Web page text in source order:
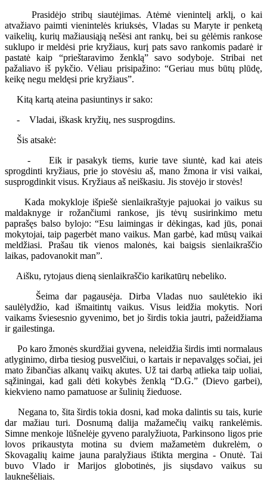
Prasidėjo stribų siautėjimas. Atėmė vienintelį arklį, o kai
atvažiavo paimti vienintelės kriuksės, Vladas su Maryte ir penketą
vaikelių, kurių mažiausiąją nešėsi ant rankų, bei su gėlėmis rankose
suklupo ir meldėsi prie kryžiaus, kurį pats savo rankomis padarė ir
pastatė kaip “prieštaravimo ženklą” savo sodyboje. Stribai net
pažaliavo iš pykčio. Vėliau prisipažino: “Geriau mus būtų plūdę,
keikę negu meldęsi prie kryžiaus”.
Kitą kartą ateina pasiuntinys ir sako:
- Vladai, iškask kryžių, nes susprogdins.
Šis atsakė:
- Eik ir pasakyk tiems, kurie tave siuntė, kad kai ateis
sprogdinti kryžiaus, prie jo stovėsiu aš, mano žmona ir visi vaikai,
susprogdinkit visus. Kryžiaus aš neiškasiu. Jis stovėjo ir stovės!
Kada mokykloje išpiešė sienlaikraštyje pajuokai jo vaikus su
maldaknyge ir rožančiumi rankose, jis tėvų susirinkimo metu
paprašęs balso bylojo: “Esu laimingas ir dėkingas, kad jūs, ponai
mokytojai, taip pagerbėt mano vaikus. Man garbė, kad mūsų vaikai
meldžiasi. Prašau tik vienos malonės, kai baigsis sienlaikraščio
laikas, padovanokit man”.
Aišku, rytojaus dieną sienlaikraščio karikatūrų nebeliko.
Šeima dar pagausėja. Dirba Vladas nuo saulėtekio iki
saulėlydžio, kad išmaitintų vaikus. Visus leidžia mokytis. Nori
vaikams šviesesnio gyvenimo, bet jo širdis tokia jautri, pažeidžiama
ir gailestinga.
Po karo žmonės skurdžiai gyvena, neleidžia širdis imti normalaus
atlyginimo, dirba tiesiog pusvelčiui, o kartais ir nepavalgęs sočiai, jei
mato žibančias alkanų vaikų akutes. Už tai darbą atlieka taip uoliai,
sąžiningai, kad gali dėti kokybės ženklą “D.G.” (Dievo garbei),
kiekvieno namo pamatuose ar šulinių žieduose.
Negana to, šita širdis tokia dosni, kad moka dalintis su tais, kurie
dar mažiau turi. Dosnumą dalija mažamečių vaikų rankelėmis.
Simne menkoje lūšnelėje gyveno paralyžiuota, Parkinsono ligos prie
lovos prikaustyta motina su dviem mažametėm dukrelėm, o
Skovagalių kaime jauna paralyžiaus ištikta mergina - Onutė. Tai
buvo Vlado ir Marijos globotinės, jis siųsdavo vaikus su
lauknešėliais.